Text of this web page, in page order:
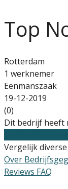
Top
Rotterdam
1 werknemer
Eenmanszaak
19-12-2019
(0)
Dit bedrijf heeft
Vergelijk
Over
Reviews FAQ